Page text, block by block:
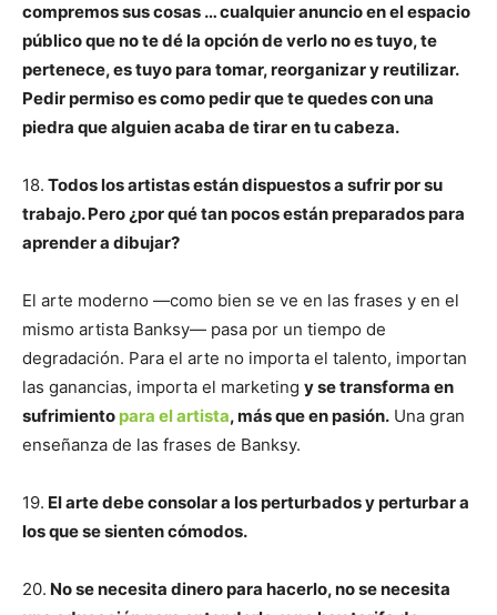
compremos sus cosas … cualquier anuncio en el espacio
público que no te dé la opción de verlo no es tuyo, te
pertenece, es tuyo para tomar, reorganizar y reutilizar.
Pedir permiso es como pedir que te quedes con una
piedra que alguien acaba de tirar en tu cabeza.
18. Todos los artistas están dispuestos a sufrir por su
trabajo. Pero ¿por qué tan pocos están preparados para
aprender a dibujar?
El arte moderno —como bien se ve en las frases y en el
mismo artista Banksy— pasa por un tiempo de
degradación. Para el arte no importa el talento, importan
las ganancias, importa el marketing y se transforma en
sufrimiento para el artista, más que en pasión. Una gran
enseñanza de las frases de Banksy.
19. El arte debe consolar a los perturbados y perturbar a
los que se sienten cómodos.
20. No se necesita dinero para hacerlo, no se necesita